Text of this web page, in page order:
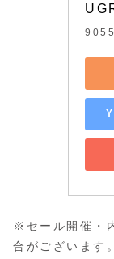
※セール開催・
合がございます